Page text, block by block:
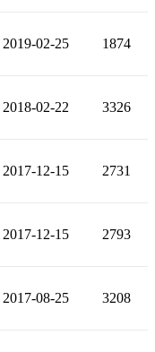
2019-02-25 1874
2018-02-22 3326
2017-12-15 2731
2017-12-15 2793
2017-08-25 3208